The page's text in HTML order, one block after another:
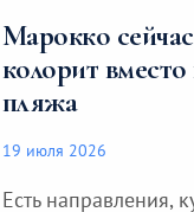
Марокко
колорит
пляжа
19 июля 2026
Есть направления,